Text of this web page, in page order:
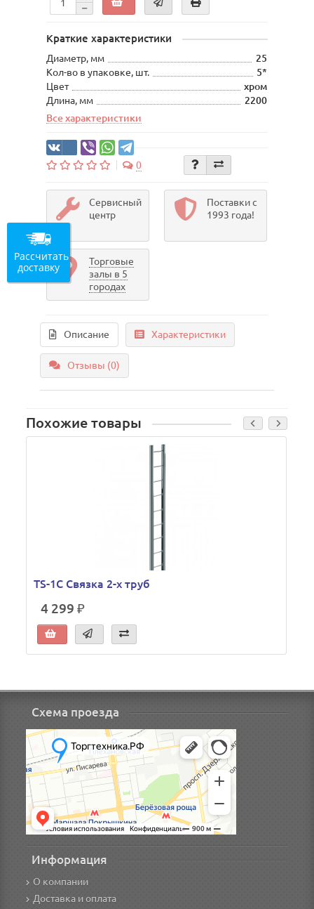
Краткие характеристики
Диаметр, мм
25
Кол-во в упаковке, шт.
5*
Цвет
хром
Длина, мм
2200
Все характеристики
0
Сервисный
центр
Поставки с
1993 года!
Торговые
залы в 5
городах
Описание Характеристики
Отзывы (0)
Похожие товары
TS-1C Связка 2-х труб
4 299 ₽
Схема проезда
Информация
О компании
Доставка и оплата
Рассчитать
доставку